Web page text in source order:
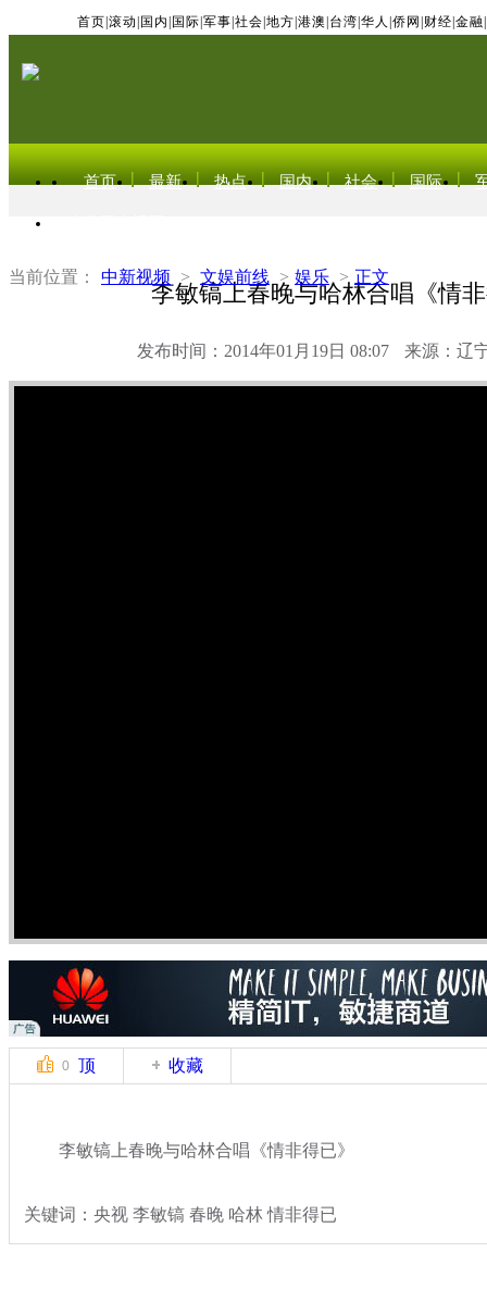
首页 滚动 国内 国际 军事 社会 地方 港澳 台湾 华人 侨网 财经 金融
首页 最新 热点 国内 社会 国际
当前位置： 中新视频 > 文娱前线 > 娱乐 > 正文
李敏镐上春晚与哈林合唱《情
发布时间：2014年01月19日 08:07 来源：辽
0 顶 收藏
李敏镐上春晚与哈林合唱《情非得已》
关键词：央视 李敏镐 春晚 哈林 情非得已